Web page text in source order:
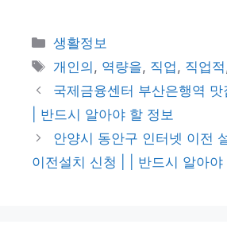
카
테
고
리
생활정보
태
그
개인의 , 역량을, 직업 , 직업적
국제금융센터 부산은행역 맛
| 반드시 알아야 할 정보
안양시 동안구 인터넷 이전
이전설치 신청 | | 반드시 알아야